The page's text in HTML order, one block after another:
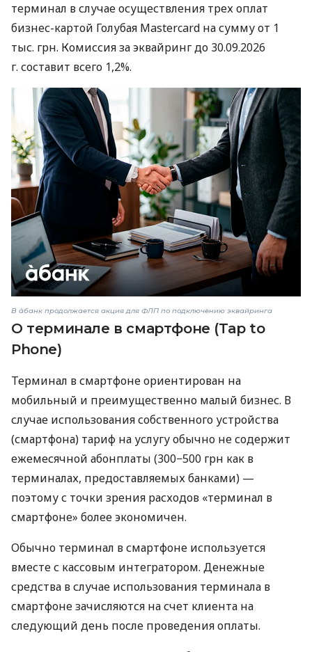
терминал в случае осуществления трех оплат
бизнес-картой Голубая Mastercard на сумму от 1
тыс. грн. Комиссия за эквайринг до 30.09.2026
г. составит всего 1,2%.
В àбанк продолжается акция для ФЛП по подключению эквайринга
О терминале в смартфоне (Tap to
Phone)
Терминал в смартфоне ориентирован на
мобильный и преимущественно малый бизнес. В
случае использования собственного устройства
(смартфона) тариф на услугу обычно не содержит
ежемесячной абонплаты (300−500 грн как в
терминалах, предоставляемых банками) —
поэтому с точки зрения расходов «терминал в
смартфоне» более экономичен.
Обычно терминал в смартфоне используется
вместе с кассовым интегратором. Денежные
средства в случае использования терминала в
смартфоне зачисляются на счет клиента на
следующий день после проведения оплаты.